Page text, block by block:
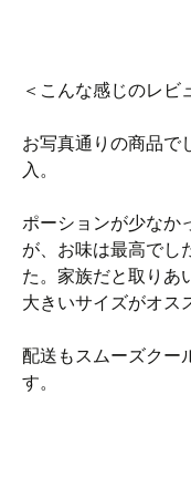
＜こんな感じのレビ
お写真通りの商品で
入。
ポーションが少なか
が、お味は最高でし
た。家族だと取りあ
大きいサイズがオス
配送もスムーズクー
す。